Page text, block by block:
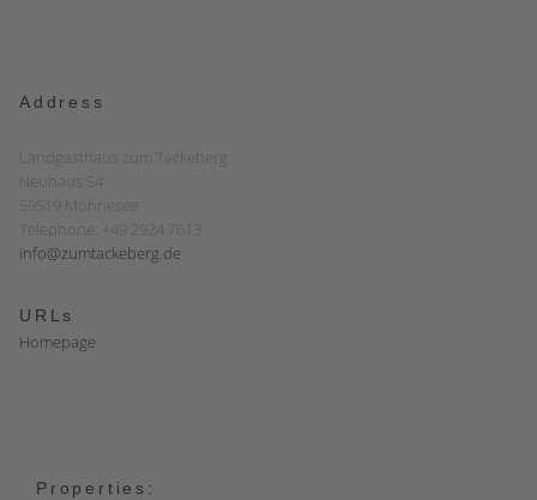
Address
Landgasthaus zum Tackeberg
Neuhaus 54
59519 Möhnesee
Telephone: +49 2924 7613
info@zumtackeberg.de
URLs
Homepage
Properties: